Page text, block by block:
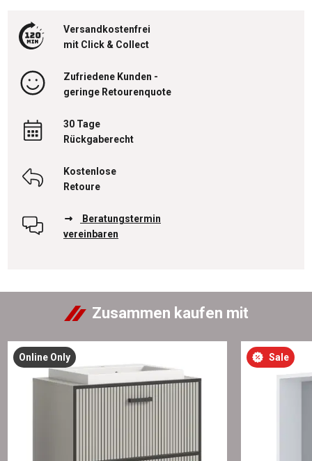
Versandkostenfrei
mit Click & Collect
Zufriedene Kunden -
geringe Retourenquote
30 Tage
Rückgaberecht
Kostenlose
Retoure
Beratungstermin
vereinbaren
Zusammen kaufen mit
Online Only Sale